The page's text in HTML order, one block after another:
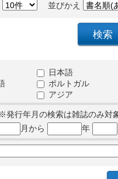
並びかえ
日本語
ポルトガル
アジア
※発行年月の検索は雑誌のみ対
月から 年